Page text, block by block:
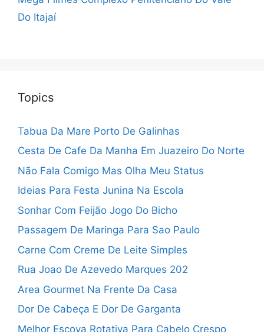
Do Itajaí
Topics
Tabua Da Mare Porto De Galinhas
Cesta De Cafe Da Manha Em Juazeiro Do Norte
Não Fala Comigo Mas Olha Meu Status
Ideias Para Festa Junina Na Escola
Sonhar Com Feijão Jogo Do Bicho
Passagem De Maringa Para Sao Paulo
Carne Com Creme De Leite Simples
Rua Joao De Azevedo Marques 202
Area Gourmet Na Frente Da Casa
Dor De Cabeça E Dor De Garganta
Melhor Escova Rotativa Para Cabelo Crespo